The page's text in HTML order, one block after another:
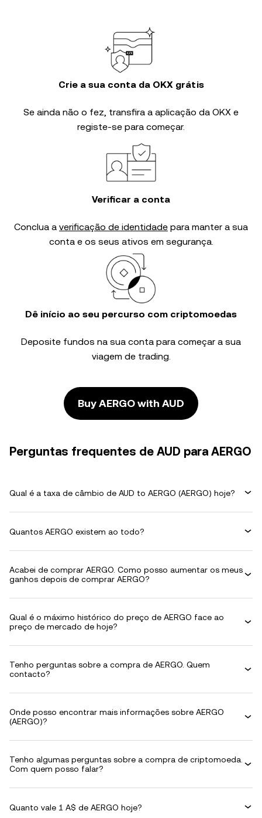
Crie a sua conta da OKX grátis
Se ainda não o fez, transfira a aplicação da OKX e
registe-se para começar.
Verificar a conta
Conclua a verificação de identidade para manter a sua
conta e os seus ativos em segurança.
Dê início ao seu percurso com criptomoedas
Deposite fundos na sua conta para começar a sua
viagem de trading.
Buy AERGO with AUD
Perguntas frequentes de AUD para AERGO
Qual é a taxa de câmbio de AUD to AERGO (AERGO) hoje?
Quantos AERGO existem ao todo?
Acabei de comprar AERGO. Como posso aumentar os meus
ganhos depois de comprar AERGO?
Qual é o máximo histórico do preço de AERGO face ao
preço de mercado de hoje?
Tenho perguntas sobre a compra de AERGO. Quem
contacto?
Onde posso encontrar mais informações sobre AERGO
(AERGO)?
Tenho algumas perguntas sobre a compra de criptomoeda.
Com quem posso falar?
Quanto vale 1 A$ de AERGO hoje?